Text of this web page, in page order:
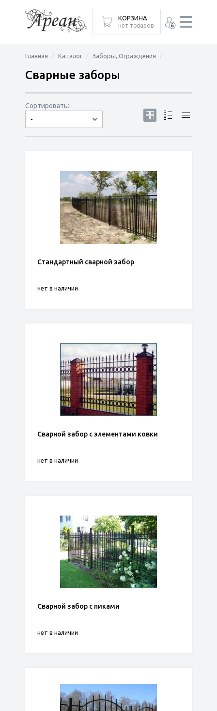
Главная Каталог Заборы, Ограждения
Сварные заборы
Сортировать:
-
по популярности
сначала дешёвые
сначала дорогие
Стандартный сварной забор
нет в наличии
Сварной забор с элементами ковки
нет в наличии
Сварной забор с пиками
нет в наличии
КОРЗИНА
нет товаров